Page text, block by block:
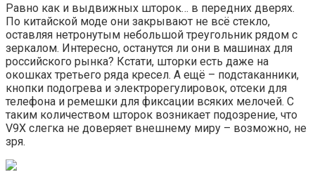
Равно как и выдвижных шторок… в передних дверях.
По китайской моде они закрывают не всё стекло,
оставляя нетронутым небольшой треугольник рядом с
зеркалом. Интересно, останутся ли они в машинах для
российского рынка? Кстати, шторки есть даже на
окошках третьего ряда кресел. А ещё – подстаканники,
кнопки подогрева и электрорегулировок, отсеки для
телефона и ремешки для фиксации всяких мелочей. С
таким количеством шторок возникает подозрение, что
V9X слегка не доверяет внешнему миру – возможно, не
зря.